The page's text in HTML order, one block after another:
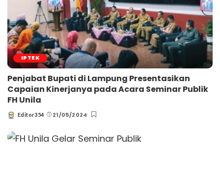
IPTEK
Penjabat Bupati di Lampung Presentasikan
Capaian Kinerjanya pada Acara Seminar Publik
FH Unila
Posted
Editor354 21/05/2024